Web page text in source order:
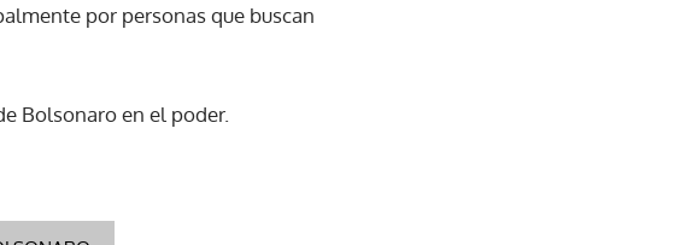
por personas que buscan
Bolsonaro en el poder.